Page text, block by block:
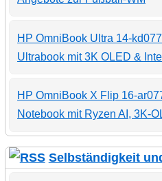
HP OmniBook Ultra 14-
Ultrabook mit 3K OLED &
HP OmniBook X Flip 16-
Notebook mit Ryzen AI, 3K-
Selbständigkeit